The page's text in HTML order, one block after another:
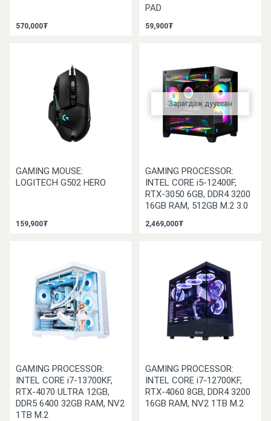
570,000₮
PAD
59,900₮
GAMING MOUSE:
LOGITECH G502 HERO
159,900₮
Зарагдаж дууссан
GAMING PROCESSOR:
INTEL CORE i5-12400F,
RTX-3050 6GB, DDR4 3200
16GB RAM, 512GB M.2 3.0
2,469,000₮
GAMING PROCESSOR:
INTEL CORE i7-13700KF,
RTX-4070 ULTRA 12GB,
DDR5 6400 32GB RAM, NV2
1TB M.2
GAMING PROCESSOR:
INTEL CORE i7-12700KF,
RTX-4060 8GB, DDR4 3200
16GB RAM, NV2 1TB M.2